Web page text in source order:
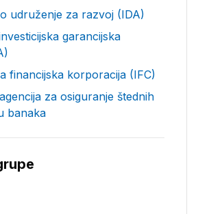
udruženje za razvoj (IDA)
garancijska
financijska korporacija (IFC)
za osiguranje štednih
banaka